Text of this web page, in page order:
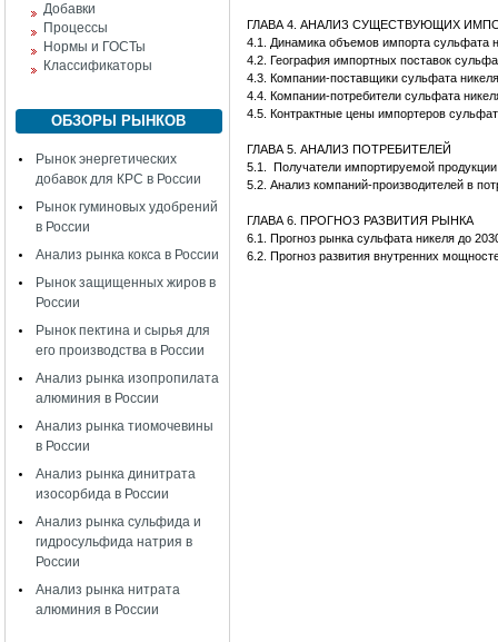
Добавки
Процессы
Нормы и ГОСТы
Классификаторы
ОБЗОРЫ РЫНКОВ
Рынок энергетических
добавок для КРС в России
Рынок гуминовых удобрений
в России
Анализ рынка кокса в России
Рынок защищенных жиров в
России
Рынок пектина и сырья для
его производства в России
Анализ рынка изопропилата
алюминия в России
Анализ рынка тиомочевины
в России
Анализ рынка динитрата
изосорбида в России
Анализ рынка сульфида и
гидросульфида натрия в
России
Анализ рынка нитрата
алюминия в России
ГЛАВА 4. АНАЛИЗ СУЩЕСТВУЮЩИХ
4.1. Динамика объемов импорта сульфата
4.2. География импортных поставок
4.3. Компании-поставщики сульфата
4.4. Компании-потребители сульфата
4.5. Контрактные цены импортеров
ГЛАВА 5. АНАЛИЗ ПОТРЕБИТЕЛЕЙ
5.1. Получатели импортируемой продукции
5.2. Анализ компаний-производителей в
ГЛАВА 6. ПРОГНОЗ РАЗВИТИЯ РЫНКА
6.1. Прогноз рынка сульфата никеля до
6.2. Прогноз развития внутренних